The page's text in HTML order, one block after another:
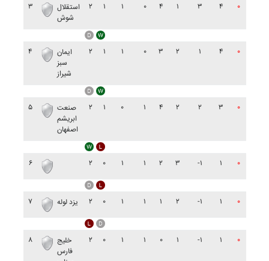
۳
استقلال
شوش
۲ ۱ ۱ ۰ ۴ ۱ ۳ ۴ ۰
۴
ايمان
سبز
شيراز
۲ ۱ ۱ ۰ ۳ ۲ ۱ ۴ ۰
۵
صنعت
ابريشم
اصفهان
۲ ۱ ۰ ۱ ۴ ۲ ۲ ۳ ۰
۶ ۲ ۰ ۱ ۱ ۲ ۳ -۱ ۱ ۰
۷ يزد لوله ۲ ۰ ۱ ۱ ۱ ۲ -۱ ۱ ۰
۸
خليج
فارس
۲ ۰ ۱ ۱ ۰ ۱ -۱ ۱ ۰